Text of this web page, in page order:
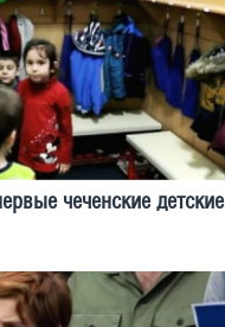
чеченские детские